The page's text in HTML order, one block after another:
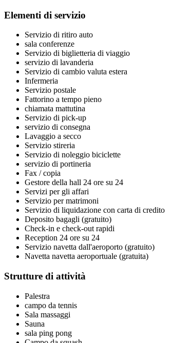
Elementi di servizio
Servizio di ritiro auto
sala conferenze
Servizio di biglietteria di viaggio
servizio di lavanderia
Servizio di cambio valuta estera
Infermeria
Servizio postale
Fattorino a tempo pieno
chiamata mattutina
Servizio di pick-up
servizio di consegna
Lavaggio a secco
Servizio stireria
Servizio di noleggio biciclette
servizio di portineria
Fax / copia
Gestore della hall 24 ore su 24
Servizi per gli affari
Servizio per matrimoni
Servizio di liquidazione con carta di credito
Deposito bagagli (gratuito)
Check-in e check-out rapidi
Reception 24 ore su 24
Servizio navetta dall'aeroporto (gratuito)
Navetta navetta aeroportuale (gratuita)
Strutture di attività
Palestra
campo da tennis
Sala massaggi
Sauna
sala ping pong